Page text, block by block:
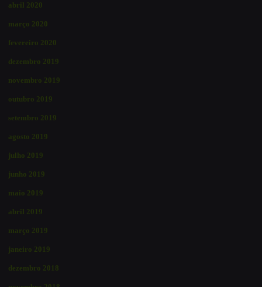
abril 2020
março 2020
fevereiro 2020
dezembro 2019
novembro 2019
outubro 2019
setembro 2019
agosto 2019
julho 2019
junho 2019
maio 2019
abril 2019
março 2019
janeiro 2019
dezembro 2018